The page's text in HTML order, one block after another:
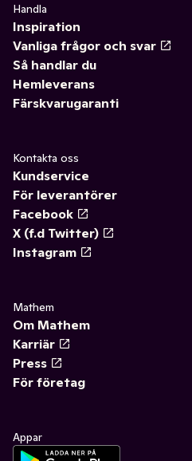
Handla
Inspiration
Vanliga frågor och svar
Så handlar du
Hemleverans
Färskvarugaranti
Kontakta oss
Kundservice
För leverantörer
Facebook
X (f.d Twitter)
Instagram
Mathem
Om Mathem
Karriär
Press
För företag
Appar